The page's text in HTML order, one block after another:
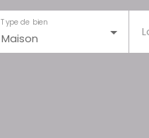
Maison
Type de bien